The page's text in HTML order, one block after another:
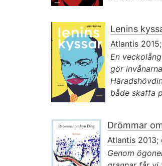
Lenins
Atlantis
En
gör
både skaffa
Drömmar
Atlantis 2013;
Genom